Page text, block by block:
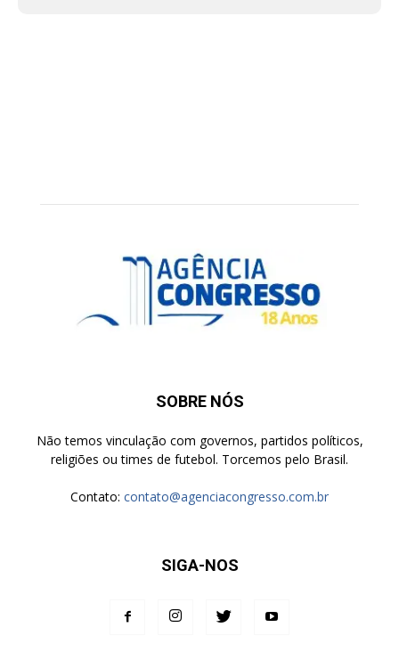
SOBRE NÓS
Não temos vinculação com governos, partidos políticos,
religiões ou times de futebol. Torcemos pelo Brasil.
Contato: contato@agenciacongresso.com.br
SIGA-NOS